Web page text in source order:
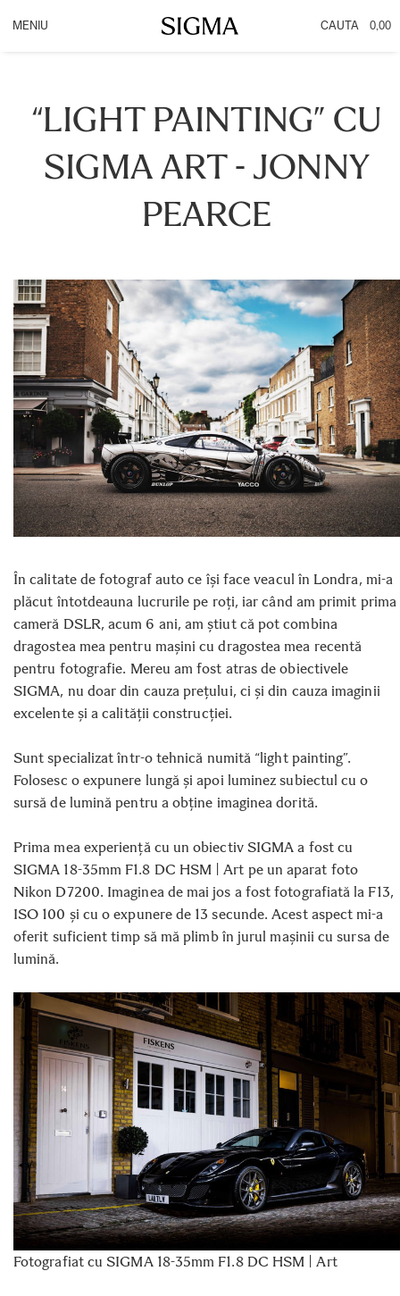
ACCESORII
APARATE
PROMOTIE CASHBACK
0,00
“LIGHT PAINTING” CU
SIGMA ART - JONNY
PEARCE
În calitate de fotograf auto ce își face veacul în Londra, mi-a
plăcut întotdeauna lucrurile pe roți, iar când am primit prima
cameră DSLR, acum 6 ani, am știut că pot combina
dragostea mea pentru mașini cu dragostea mea recentă
pentru fotografie. Mereu am fost atras de obiectivele
SIGMA, nu doar din cauza prețului, ci și din cauza imaginii
excelente și a calității construcției.
Sunt specializat într-o tehnică numită “light painting”.
Folosesc o expunere lungă și apoi luminez subiectul cu o
sursă de lumină pentru a obține imaginea dorită.
Prima mea experiență cu un obiectiv SIGMA a fost cu
SIGMA 18-35mm F1.8 DC HSM | Art pe un aparat foto
Nikon D7200. Imaginea de mai jos a fost fotografiată la F13,
ISO 100 și cu o expunere de 13 secunde. Acest aspect mi-a
oferit suficient timp să mă plimb în jurul mașinii cu sursa de
lumină.
Fotografiat cu SIGMA 18-35mm F1.8 DC HSM | Art